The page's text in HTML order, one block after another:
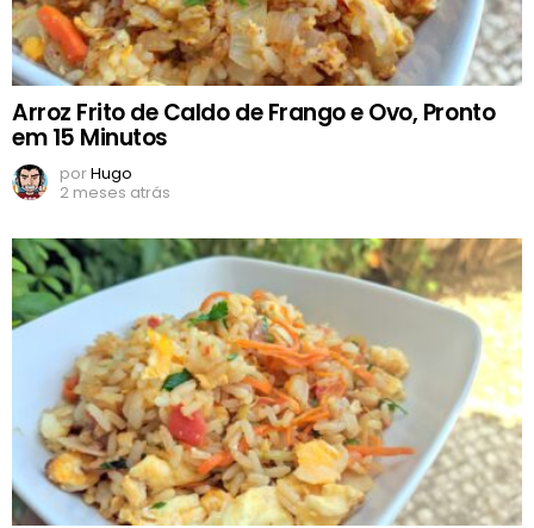
Arroz Frito de Caldo de Frango e Ovo, Pronto
em 15 Minutos
porHugo
2 meses atrás